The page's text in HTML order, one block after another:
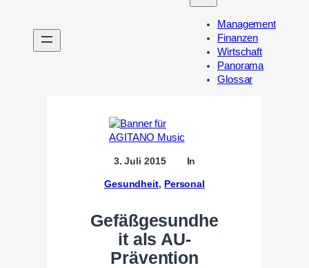
n
Management
Finanzen
Wirtschaft
Panorama
Glossar
3. Juli 2015 In
Gesundheit, Personal
Gefäßgesundhe
it als AU-
Prävention